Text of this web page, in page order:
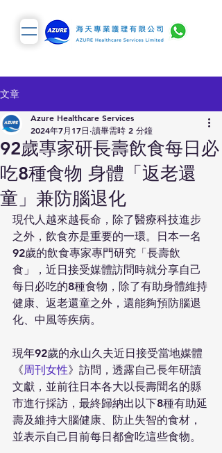
文章
92歲專家研長壽飲食每日必
吃8種食物 身體「返老還
童」兼防腦退化
Azure Healthcare Services
2024年7月17日 讀畢需時 2 分鐘
現代人越來越長命，除了醫療科技進步
之外，飲食亦是重要的一環。日本一名
92歲的飲食專家專門研究「長壽飲
食」，近日接受媒體訪問時就分享自己
每日必吃的8種食物，除了有助身體維持
健康、返老還童之外，還能夠預防腦退
化、中風等疾病。
現年92歲的永山久夫近日接受當地媒體
《周刊女性》訪問，透露自己長年研讀
文獻，並前往日本各大以長壽聞名的縣
市進行採訪，最終歸納出以下8種有助延
壽及維持大腦健康、防止失智的食材，
並表示自己目前每日都會吃這些食物。